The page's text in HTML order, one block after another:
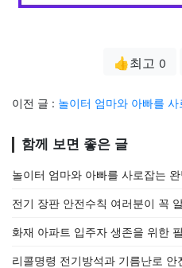
👍최고 0
이전 글 : 놀이터 엄마와 아빠를
함께 보면 좋은 글
놀이터 엄마와 아빠를 사로잡는
전기 장판 안전수칙 여러분이 꼭
화재 아파트 입주자 생존을 위한
리콜명령 전기방석과 기름난로 안